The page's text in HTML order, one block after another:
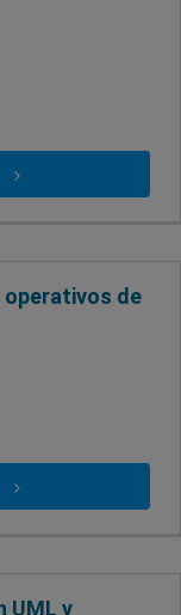
operativos de
UML y